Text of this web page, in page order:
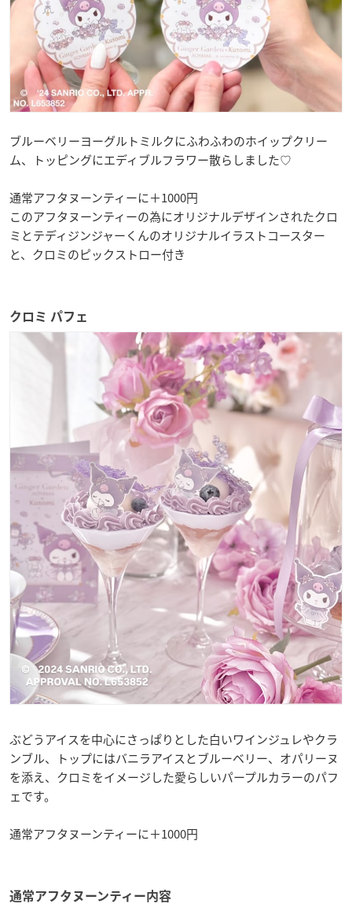
ブルーベリーヨーグルトミルクにふわふわのホイップクリー
ム、トッピングにエディブルフラワー散らしました♡
通常アフタヌーンティーに＋1000円
このアフタヌーンティーの為にオリジナルデザインされたクロ
ミとテディジンジャーくんのオリジナルイラストコースター
と、クロミのピックストロー付き
クロミ パフェ
ぶどうアイスを中心にさっぱりとした白いワインジュレやクラ
ンブル、トップにはバニラアイスとブルーベリー、オパリーヌ
を添え、クロミをイメージした愛らしいパープルカラーのパフ
ェです。
通常アフタヌーンティーに＋1000円
通常アフタヌーンティー内容